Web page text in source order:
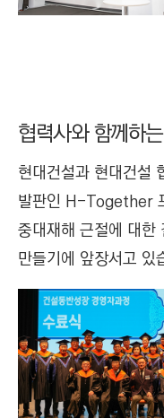
협력사와 함께하
현대건설과 현대건설
발판인 H-Together
중대재해 근절에 대한
만들기에 앞장서고 있